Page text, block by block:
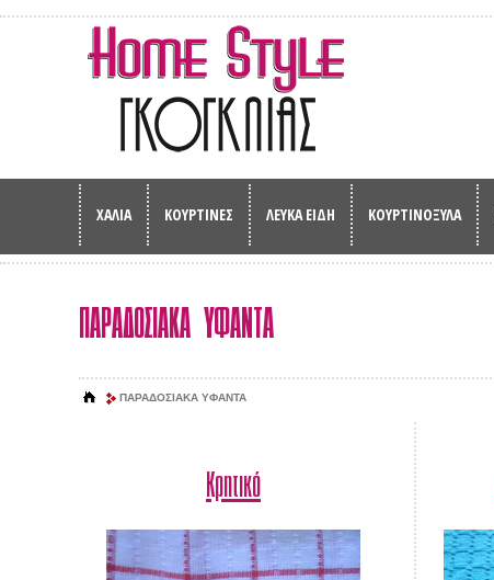
ΧΑΛΙΑ ΚΟΥΡΤΙΝΕΣ ΛΕΥΚΑ ΕΙΔΗ ΚΟΥΡΤΙΝΟΞΥΛΑ
ΠΑΡΑΔΟΣΙΑΚΑ ΥΦΑΝΤΑ
ΠΑΡΑΔΟΣΙΑΚΑ ΥΦΑΝΤΑ
Κρητικό